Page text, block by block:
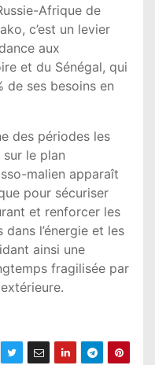
Afrique de
c’est un levier
aux
et du Sénégal, qui
de ses besoins en
des périodes les
le plan
malien apparaît
pour sécuriser
et renforcer les
l’énergie et les
ainsi une
fragilisée par